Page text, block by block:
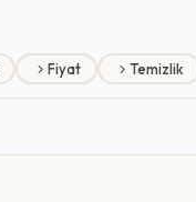
Fiyat Temizlik